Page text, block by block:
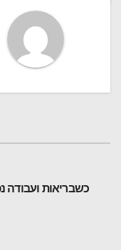
כשבריאות ועבודה